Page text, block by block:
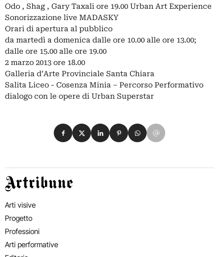
Odo , Shag , Gary Taxali ore 19.00 Urban Art Experience
Sonorizzazione live MADASKY
Orari di apertura al pubblico
da martedì a domenica dalle ore 10.00 alle ore 13.00;
dalle ore 15.00 alle ore 19.00
2 marzo 2013 ore 18.00
Galleria d’Arte Provinciale Santa Chiara
Salita Liceo - Cosenza Minia – Percorso Performativo
dialogo con le opere di Urban Superstar
Condividi su Facebook
Condividi su X
Condividi su LinkedIn
Condividi su Pinterest
Condividi su WhatsApp
Condividi su Email
Artribune
Arti visive
Progetto
Professioni
Arti performative